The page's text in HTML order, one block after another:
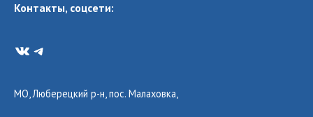
Контакты, соцсети:
VKTelegram
МО, Люберецкий р-н, пос. Малаховка,